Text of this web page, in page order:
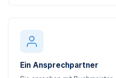
Ein Ansprechpartner